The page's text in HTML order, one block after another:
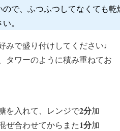
で、ふつふつしてなくても乾
。
で盛り付けしてください♩
タワーのように積み重ねてお
を入れて、レンジで2分加
ぜ合わせてからまた1分加